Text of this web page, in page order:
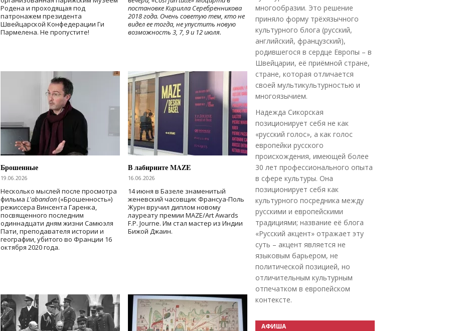
Родена и проходящая под
патронажем президента
Швейцарской Конфедерации Ги
Пармелена. Не пропустите!
постановке Кирилла Серебренникова
2018 года. Очень советую тем, кто не
видел ее тогда, не упустить новую
возможность 3, 7, 9 и 12 июля.
Брошенные
19.06.2026
Несколько мыслей после просмотра
фильма L'abandon(«Брошенность»)
режиссера Винсента Гаренка,
посвященного последним
одиннадцати дням жизни Самюэля
Пати, преподавателя истории и
географии, убитого во Франции 16
октября 2020 года.
В лабиринте MAZE
16.06.2026
14 июня в Базеле знаменитый
женевский часовщик Франсуа-Поль
Журн вручил диплом новому
лауреату премии MAZE/Art Awards
F.P. Journe. Им стал мастер из Индии
Бижой Джаин.
многообразии. Это решение
приняло форму трёхязычного
культурного блога (русский,
английский, французский),
родившегося в сердце Европы – в
Швейцарии, её приёмной стране,
стране, которая отличается
своей мультикультурностью и
многоязычием.
Надежда Сикорская
позиционирует себя не как
«русский голос», а как голос
европейки русского
происхождения, имеющей более
30 лет профессионального опыта
в сфере культуры. Она
позиционирует себя как
культурного посредника между
русскими и европейскими
традициями; название её блога
«Русский акцент» отражает эту
суть – акцент является не
языковым барьером, не
политической позицией, но
отличительным культурным
отпечатком в европейском
контексте.
АФИША